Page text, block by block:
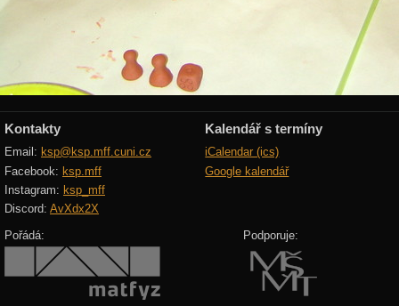
Kontakty
Email: ksp@ksp.mff.cuni.cz
Facebook: ksp.mff
Instagram: ksp_mff
Discord: AvXdx2X
Kalendář s termíny
iCalendar (ics)
Google kalendář
Pořádá: Podporuje: